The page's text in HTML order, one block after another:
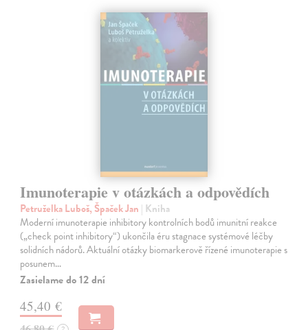
Imunoterapie v otázkách a odpovědích
Petruželka Luboš, Špaček Jan | Kniha
Moderní imunoterapie inhibitory kontrolních bodů imunitní reakce
(„check point inhibitory“) ukončila éru stagnace systémové léčby
solidních nádorů. Aktuální otázky biomarkerově řízené imunoterapie s
posunem…
Zasielame do 12 dní
45,40 €